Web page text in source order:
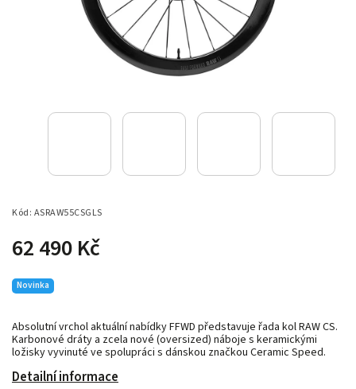
Kód: ASRAW55CSGLS
62 490 Kč
Absolutní vrchol aktuální nabídky FFWD představuje řada kol RAW CS.
Karbonové dráty a zcela nové (oversized) náboje s keramickými
ložisky vyvinuté ve spolupráci s dánskou značkou Ceramic Speed.
Detailní informace
Novinka